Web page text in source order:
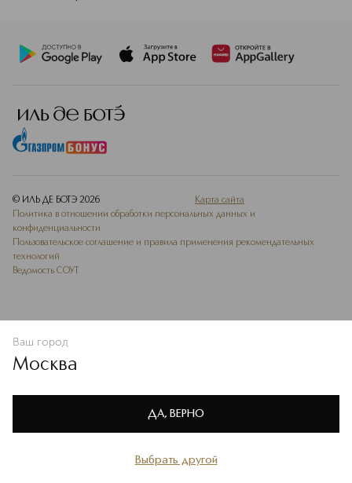
Политике конфиденциальности
© ИЛЬ ДЕ БОТЭ 2026
Карта сайта
Политика в отношении обработки персональных данных и
конфиденциальности
Пользовательское соглашение и правила применения рекомендательных
технологий
Ведомость СОУТ
Избранное
Ваш город
Москва
Выбрать другой
ДА, ВЕРНО